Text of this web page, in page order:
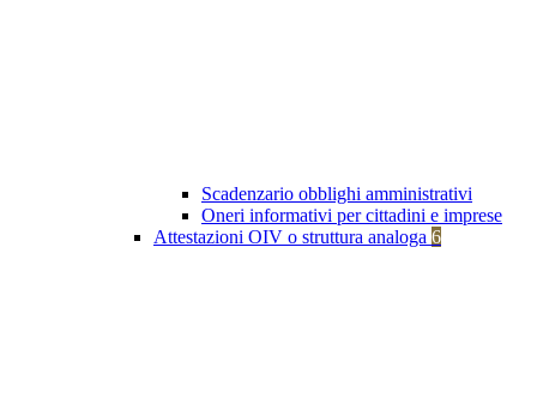
Scadenzario obblighi amministrativi
Oneri informativi per cittadini e imprese
Attestazioni OIV o struttura analoga 6